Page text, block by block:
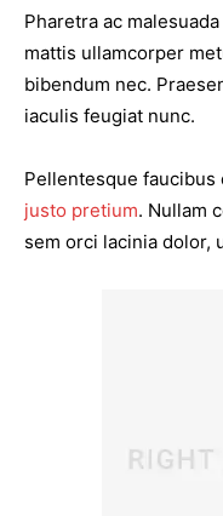
Pharetra ac
mattis ullamcorper
bibendum nec.
iaculis feugiat nunc.
Pellentesque
justo pretium. Nullam
sem orci lacinia dolor,